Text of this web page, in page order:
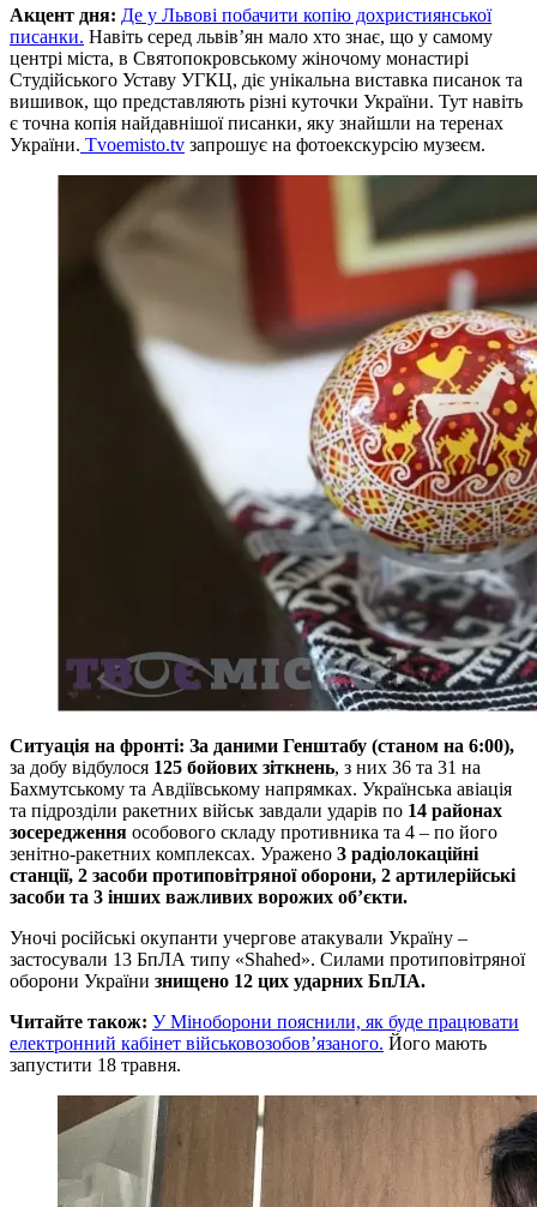
Акцент дня: Де у Львові побачити копію дохристиянської
писанки. Навіть серед львів’ян мало хто знає, що у самому
центрі міста, в Святопокровському жіночому монастирі
Студійського Уставу УГКЦ, діє унікальна виставка писанок та
вишивок, що представляють різні куточки України. Тут навіть
є точна копія найдавнішої писанки, яку знайшли на теренах
України. Tvoemisto.tv запрошує на фотоекскурсію музеєм.
Ситуація на фронті: За даними Генштабу (станом на 6:00),
за добу відбулося 125 бойових зіткнень, з них 36 та 31 на
Бахмутському та Авдіївському напрямках. Українська авіація
та підрозділи ракетних військ завдали ударів по 14 районах
зосередження особового складу противника та 4 – по його
зенітно-ракетних комплексах. Уражено 3 радіолокаційні
станції, 2 засоби протиповітряної оборони, 2 артилерійські
засоби та 3 інших важливих ворожих об’єкти.
Уночі російські окупанти учергове атакували Україну –
застосували 13 БпЛА типу «Shahed». Силами протиповітряної
оборони України знищено 12 цих ударних БпЛА.
Читайте також: У Міноборони пояснили, як буде працювати
електронний кабінет військовозобов’язаного. Його мають
запустити 18 травня.